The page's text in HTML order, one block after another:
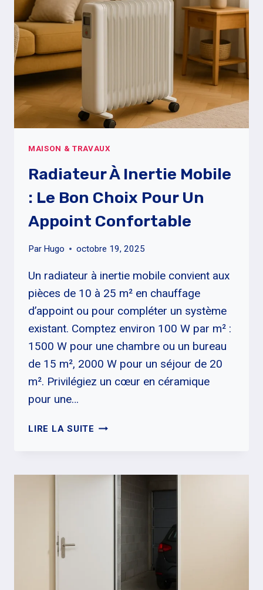
CHOIX
SELON
MAISON & TRAVAUX
Radiateur À Inertie Mobile
: Le Bon Choix Pour Un
Appoint Confortable
Par Hugo octobre 19, 2025
Un radiateur à inertie mobile convient aux
pièces de 10 à 25 m² en chauffage
d’appoint ou pour compléter un système
existant. Comptez environ 100 W par m² :
1500 W pour une chambre ou un bureau
de 15 m², 2000 W pour un séjour de 20
m². Privilégiez un cœur en céramique
pour une…
LIRE LA SUITE RADIATEUR
CHOIX
CONFORTABLE